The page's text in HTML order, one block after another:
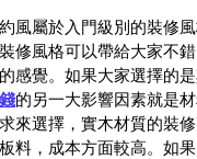
風屬於入門級別的裝修
修風格可以帶給大家不
感覺。如果大家選擇的
的另一大影響因素就是
來選擇，實木材質的裝
料，成本方面較高。如